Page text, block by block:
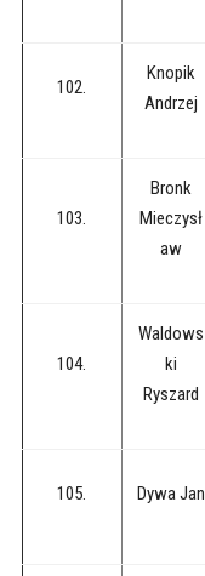
102.
Knopik
Andrzej
103.
Bronk
Mieczysł
aw
104.
Waldows
ki
Ryszard
105. Dywa Jan